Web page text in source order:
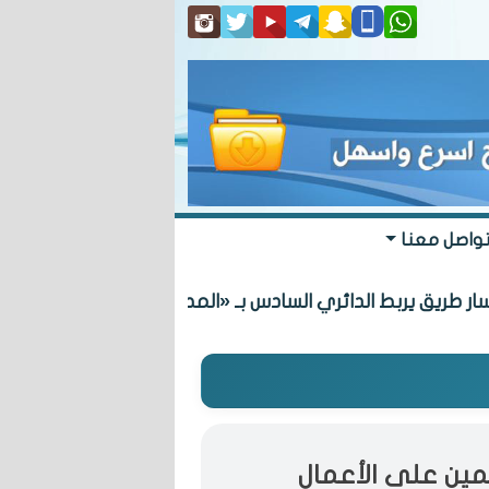
معنا
الدائري السادس بـ «المطلاع» السكنية
على الأعمال